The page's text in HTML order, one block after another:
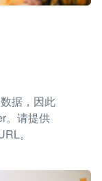
据，因此
。请提供
。